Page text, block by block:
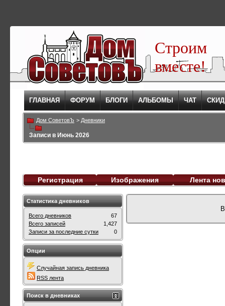
Строим
вместе!
ГЛАВНАЯ ФОРУМ БЛОГИ АЛЬБОМЫ ЧАТ
Дом СоветовЪ > Дневники
Записи в Июнь 2026
Регистрация Изображения Лента
Статистика дневников
Всего дневников
67
Всего записей
1,427
Записи за последние сутки
0
Опции
Случайная запись дневника
RSS лента
Поиск в дневниках